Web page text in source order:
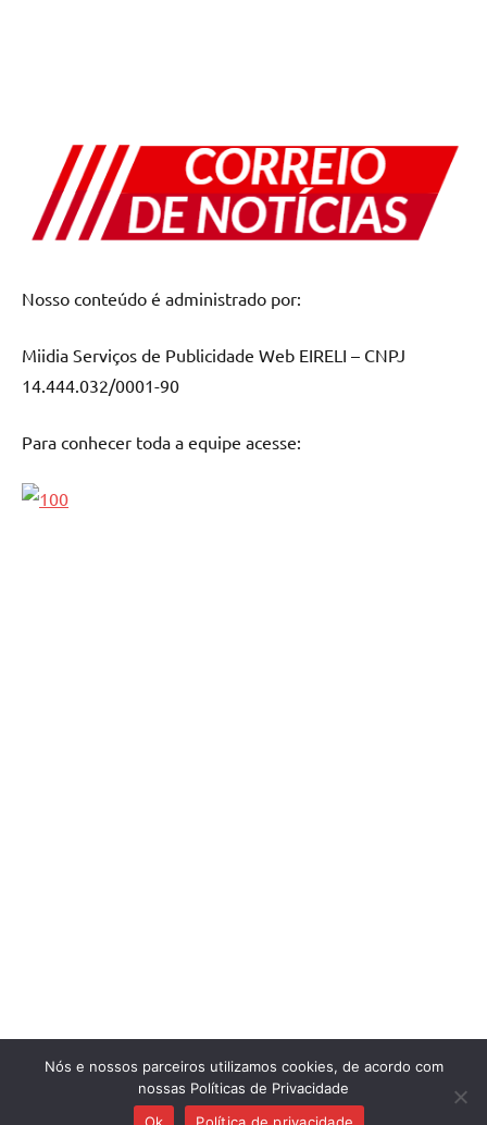
Nosso conteúdo é administrado por:
Miidia Serviços de Publicidade Web EIRELI – CNPJ
14.444.032/0001-90
Para conhecer toda a equipe acesse:
Para falar conosco acesse nossapágina de contato
Nós e nossos parceiros utilizamos cookies, de acordo com
nossas Políticas de Privacidade
Ok
Política de privacidade